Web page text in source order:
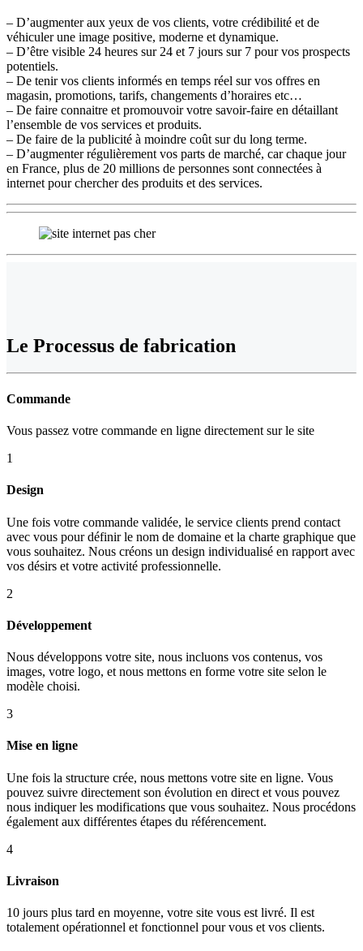
– D’augmenter aux yeux de vos clients, votre crédibilité et de
véhiculer une image positive, moderne et dynamique.
– D’être visible 24 heures sur 24 et 7 jours sur 7 pour vos prospects
potentiels.
– De tenir vos clients informés en temps réel sur vos offres en
magasin, promotions, tarifs, changements d’horaires etc…
– De faire connaitre et promouvoir votre savoir-faire en détaillant
l’ensemble de vos services et produits.
– De faire de la publicité à moindre coût sur du long terme.
– D’augmenter régulièrement vos parts de marché, car chaque jour
en France, plus de 20 millions de personnes sont connectées à
internet pour chercher des produits et des services.
Le Processus de fabrication
Commande
Vous passez votre commande en ligne directement sur le site
1
Design
Une fois votre commande validée, le service clients prend contact
avec vous pour définir le nom de domaine et la charte graphique que
vous souhaitez. Nous créons un design individualisé en rapport avec
vos désirs et votre activité professionnelle.
2
Développement
Nous développons votre site, nous incluons vos contenus, vos
images, votre logo, et nous mettons en forme votre site selon le
modèle choisi.
3
Mise en ligne
Une fois la structure crée, nous mettons votre site en ligne. Vous
pouvez suivre directement son évolution en direct et vous pouvez
nous indiquer les modifications que vous souhaitez. Nous procédons
également aux différentes étapes du référencement.
4
Livraison
10 jours plus tard en moyenne, votre site vous est livré. Il est
totalement opérationnel et fonctionnel pour vous et vos clients.